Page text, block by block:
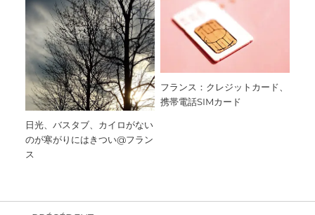
日光、バスタブ、カイロがない
のが寒がりにはきつい@フラン
ス
フランス：クレジットカード、
携帯電話SIMカード